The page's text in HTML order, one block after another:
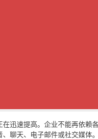
在迅速提高。企业不能再依赖
、聊天、电子邮件或社交媒体